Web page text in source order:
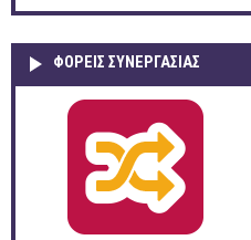
ΦΟΡΕΙΣ ΣΥΝΕΡΓΑΣΙΑΣ